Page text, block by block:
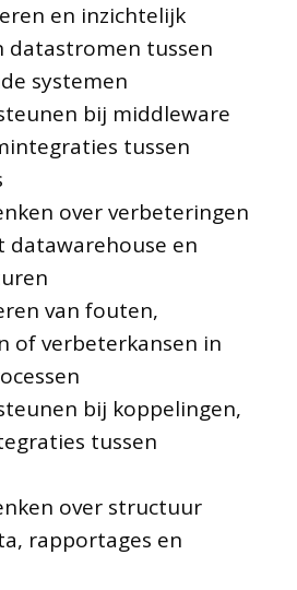
en inzichtelijk
datastromen tussen
systemen
bij middleware
tussen
over verbeteringen
datawarehouse en
van fouten,
of verbeterkansen in
bij koppelingen,
tussen
over structuur
rapportages en